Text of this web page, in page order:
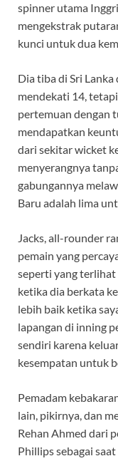
spinner utama
mengekstrak
kunci untuk dua
Dia tiba di Sri
mendekati 14,
pertemuan dengan
mendapatkan
dari sekitar wicket
menyerangnya
gabungannya
Baru adalah lima
Jacks, all-rounder
pemain yang
seperti yang terlihat
ketika dia berkata
lebih baik ketika
lapangan di inning
sendiri karena
kesempatan untuk
Pemadam
lain, pikirnya, dan
Rehan Ahmed dari
Phillips sebagai